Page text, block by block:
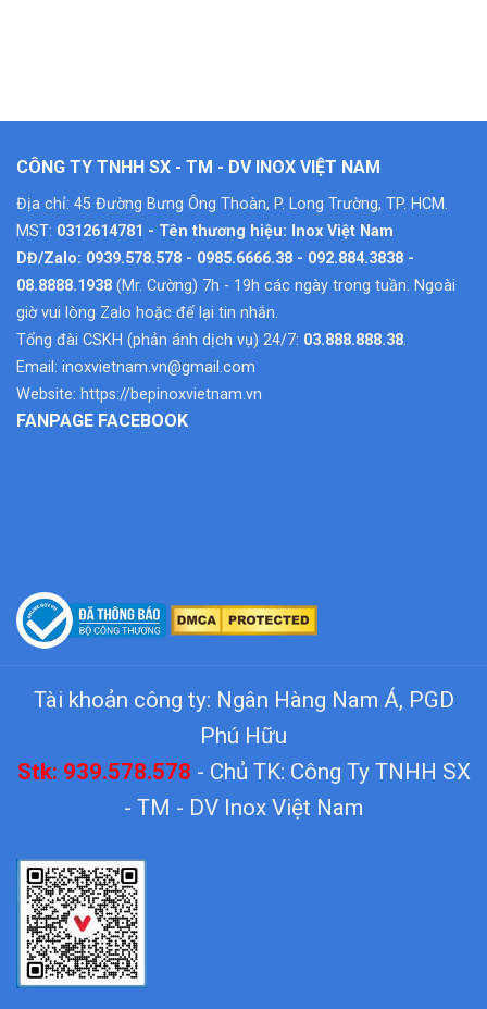
CÔNG TY TNHH SX - TM - DV INOX VIỆT NAM
Địa chỉ: 45 Đường Bưng Ông Thoàn, P. Long Trường, TP. HCM.
MST: 0312614781 - Tên thương hiệu: Inox Việt Nam
DĐ/Zalo: 0939.578.578 - 0985.6666.38 - 092.884.3838 -
08.8888.1938 (Mr. Cường) 7h - 19h các ngày trong tuần. Ngoài
giờ vui lòng Zalo hoặc để lại tin nhắn.
Tổng đài CSKH (phản ánh dịch vụ) 24/7: 03.888.888.38.
Email: inoxvietnam.vn@gmail.com
Website: https://bepinoxvietnam.vn
FANPAGE FACEBOOK
Tài khoản công ty: Ngân Hàng Nam Á, PGD
Phú Hữu
Stk: 939.578.578 - Chủ TK: Công Ty TNHH SX
- TM - DV Inox Việt Nam